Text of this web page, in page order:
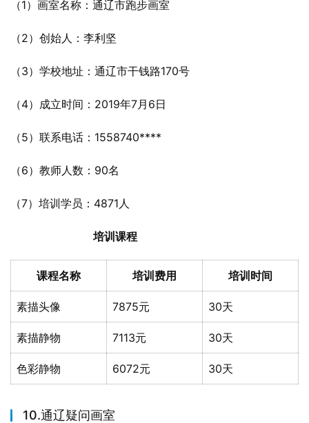
（1）画室名称：通辽市跑步画室
（2）创始人：李利坚
（3）学校地址：通辽市干钱路170号
（4）成立时间：2019年7月6日
（5）联系电话：1558740****
（6）教师人数：90名
（7）培训学员：4871人
培训课程
课程名称 培训费用 培训时间
素描头像 7875元 30天
素描静物 7113元 30天
色彩静物 6072元 30天
10.通辽疑问画室